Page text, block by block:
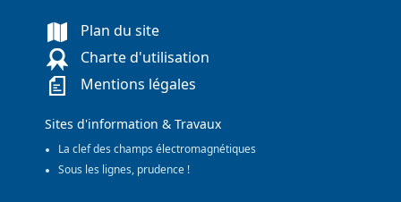
Plan du site
Charte d'utilisation
Mentions légales
Sites d'information & Travaux
La clef des champs électromagnétiques
Sous les lignes, prudence !